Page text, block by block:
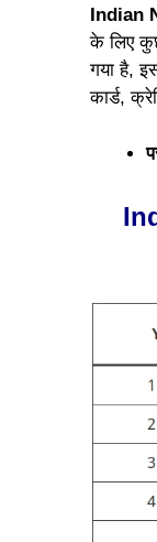
Indian
के लिए
गया है,
कार्ड,